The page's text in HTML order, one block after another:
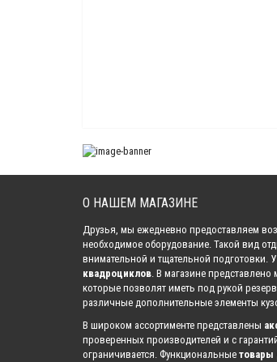
О НАШЕМ МАГАЗИНЕ
Друзья, мы ежедневно предоставляем
необходимое оборудование. Такой вид
внимательной и тщательной подготовки.
квадроциклов. В магазине
которые позволят иметь под рукой
различные дополнительные элементы
В широком ассортименте представлены
проверенных производителей и с
ограничивается. Функциональные товары